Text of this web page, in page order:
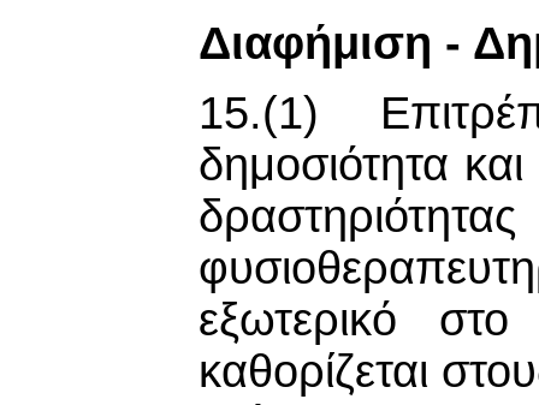
Διαφήμιση -
15.(1)
δημοσιότητα
εξωτερικό
καθορίζεται